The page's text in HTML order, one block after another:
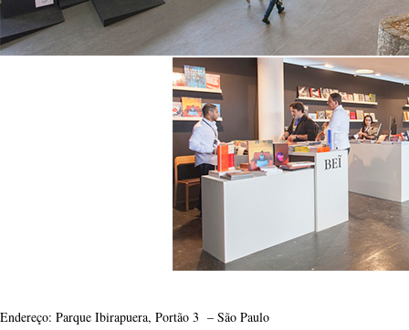
Endereço: Parque Ibirapuera, Portão 3 – São Paulo